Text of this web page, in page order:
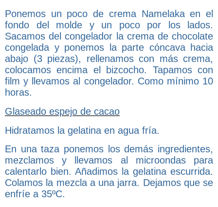
Ponemos un poco de crema Namelaka en el
fondo del molde y un poco por los lados.
Sacamos del congelador la crema de chocolate
congelada y ponemos la parte cóncava hacia
abajo (3 piezas), rellenamos con más crema,
colocamos encima el bizcocho. Tapamos con
film y llevamos al congelador. Como mínimo 10
horas.
Glaseado espejo de cacao
Hidratamos la gelatina en agua fría.
En una taza ponemos los demás ingredientes,
mezclamos y llevamos al microondas para
calentarlo bien. Añadimos la gelatina escurrida.
Colamos la mezcla a una jarra. Dejamos que se
enfríe a 35ºC.